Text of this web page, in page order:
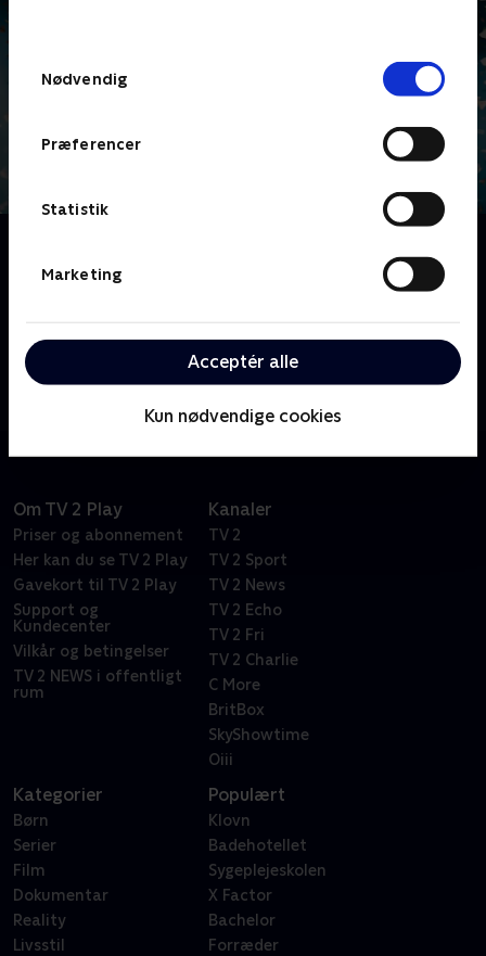
Nødvendig
Præferencer
Statistik
Marketing
Acceptér alle
Kun nødvendige cookies
Zulu Awards er TV 2 Zulus bud på en alternativ
prisuddeling, hvor alt det fedeste inden for alt det
programmer, henover værter til de ting, som alle
taler om - Zulu Award'en er den bedste pris, du kan
Om TV 2 Play
Priser og abonnement
Her kan du se TV 2 Play
Gavekort til TV 2 Play
Support og
Kundecenter
Vilkår og betingelser
TV 2 NEWS i offentligt
rum
Kanaler
TV 2
TV 2 Sport
TV 2 News
TV 2 Echo
TV 2 Fri
TV 2 Charlie
C More
BritBox
SkyShowtime
Oiii
Kategorier
Børn
Serier
Film
Dokumentar
Reality
Livsstil
Populært
Klovn
Badehotellet
Sygeplejeskolen
X Factor
Bachelor
Forræder